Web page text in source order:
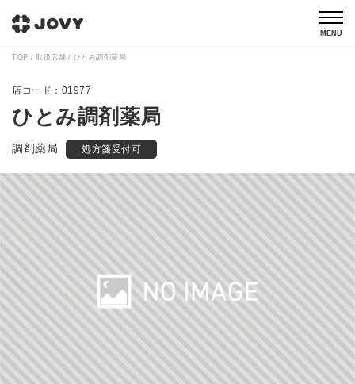
MENU
TOP 取扱店舗 ひとみ調剤薬局
01977
ひとみ調剤薬局
調剤薬局 処方箋受付可